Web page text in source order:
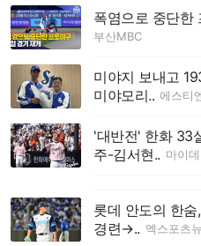
폭염으로 중단한
부산MBC
미야지 보내고
미야모리.. 에스티
'대반전' 한화 33
주-김서현.. 마이
롯데 안도의 한
경련→.. 엑스포츠